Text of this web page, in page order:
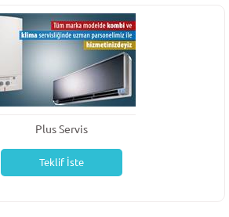
Plus Servis
Teklif İste